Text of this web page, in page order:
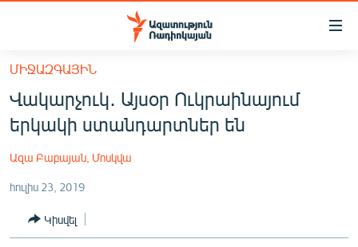
Մատչելիության
հիմնական
բովանդակությանը
Անցնել
հիմնական
մենյուին
ՀԱՅԱՍՏԱՆ
ՔԱՂԱՔԱԿԱՆ
ԸՆՏՐՈՒԹՅՈՒՆՆԵՐ 2026
ԻՐԱՎՈՒՆՔ
ՀԱՍԱՐԱԿՈՒԹՅՈՒՆ
ՄԻՋԱԶԳԱՅԻՆ
Վակարչուկ․ Այսօր Ուկրաինայում
երկակի ստանդարտներ են
Ազա Բաբայան, Մոսկվա
հուլիս 23, 2019
Կիսվել